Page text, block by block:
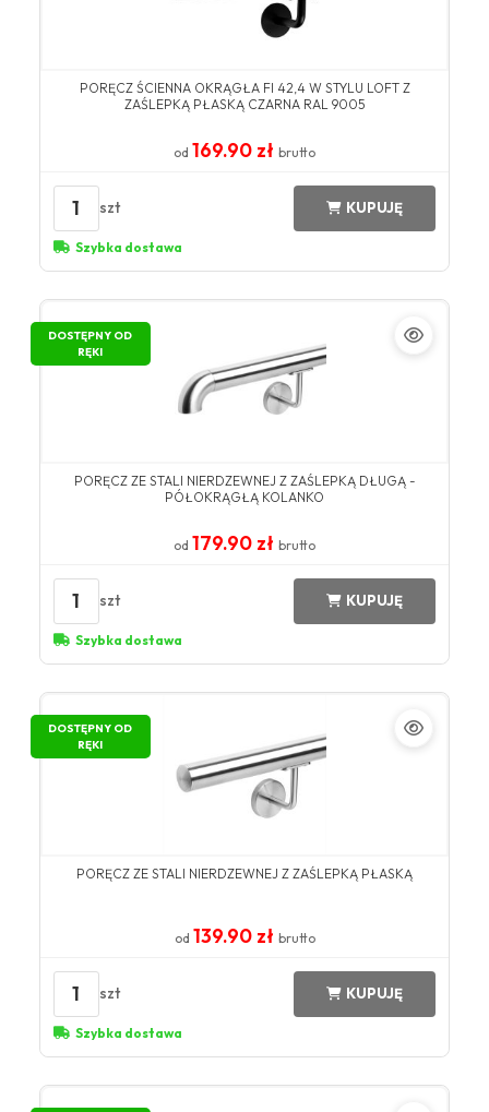
PORĘCZ ŚCIENNA OKRĄGŁA FI 42,4 W STYLU LOFT Z
ZAŚLEPKĄ PŁASKĄ CZARNA RAL 9005
od 169.90 zł brutto
1 szt KUPUJĘ
Szybka dostawa
DOSTĘPNY OD
RĘKI
PORĘCZ ZE STALI NIERDZEWNEJ Z ZAŚLEPKĄ DŁUGĄ -
PÓŁOKRĄGŁĄ KOLANKO
od 179.90 zł brutto
1 szt KUPUJĘ
Szybka dostawa
DOSTĘPNY OD
RĘKI
PORĘCZ ZE STALI NIERDZEWNEJ Z ZAŚLEPKĄ PŁASKĄ
od 139.90 zł brutto
1 szt KUPUJĘ
Szybka dostawa